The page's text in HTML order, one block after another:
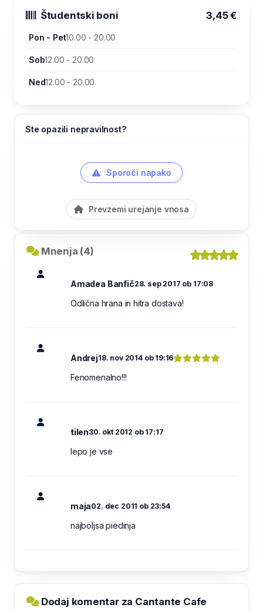
Študentski boni 3,45 €
Pon - Pet10.00 - 20.00
Sob12.00 - 20.00
Ned12.00 - 20.00
Ste opazili nepravilnost?
Sporoči napako
Prevzemi urejanje vnosa
Mnenja (4)
Amadea Banfič28. sep 2017 ob 17:08
Odlična hrana in hitra dostava!
Andrej18. nov 2014 ob 19:16
Fenomenalno!!!
tilen30. okt 2012 ob 17:17
lepo je vse
maja02. dec 2011 ob 23:54
najboljsa piedinja
Dodaj komentar za Cantante Cafe